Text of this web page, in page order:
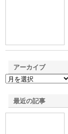
アーカイブ
最近の記事